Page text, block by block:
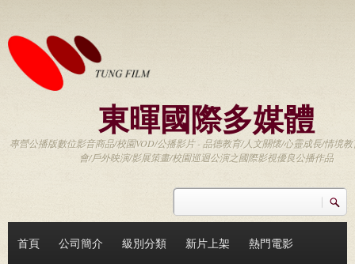
東暉國際多媒體
專營公播版數位影音商品/校園VOD/公播影片 - 品德教育/人文關懷/心靈成長/情境
會/戶外映演/影展策畫/校園巡迴公演之國際影視優良公播作品
搜尋
首頁 公司簡介 級別分類 新片上架 熱門電影